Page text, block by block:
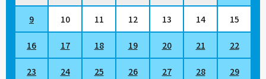
9 10 11 12 13 14 15
16 17 18 19 20 21 22
23 24 25 26 27 28 29